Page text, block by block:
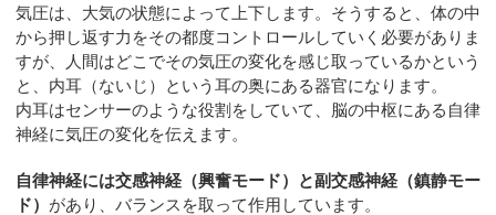
気圧は、大気の状態によって上下します。そうすると、体の中
から押し返す力をその都度コントロールしていく必要がありま
すが、人間はどこでその気圧の変化を感じ取っているかという
と、内耳（ないじ）という耳の奥にある器官になります。
内耳はセンサーのような役割をしていて、脳の中枢にある自律
神経に気圧の変化を伝えます。
自律神経には交感神経（興奮モード）と副交感神経（鎮静モー
ド） があり、バランスを取って作用しています。